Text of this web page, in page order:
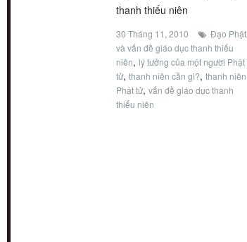
thanh thiếu niên
30 Tháng 11, 2010
Đạo Phật
và vấn đề giáo dục thanh thiếu
niên, lý tưởng của một người Phật
tử, thanh niên cần gì?, thanh niên
Phật tử, vấn đề giáo dục thanh
thiếu niên